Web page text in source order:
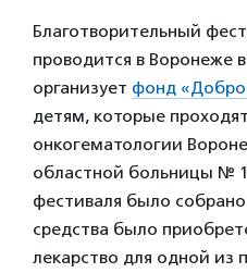
Благотворительный
проводится в Воронеже
организует фонд
детям, которые
онкогематологии
областной больницы №
фестиваля было
средства было
лекарство для одной из